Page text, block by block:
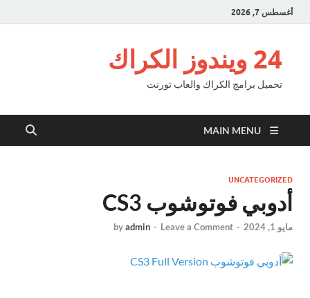
أغسطس 7, 2026
24 ويندوز الكراك
تحميل برامج الكراك والعاب تورنت
MAIN MENU
UNCATEGORIZED
أدوبي فوتوشوب CS3
مايو 1, 2024 -
byadmin - Leave a Comment